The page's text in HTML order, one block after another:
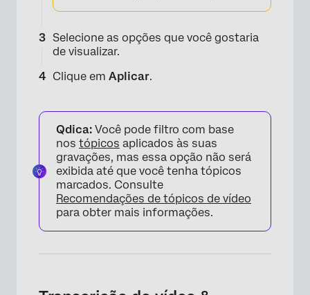
Selecione as opções que você gostaria
de visualizar.
Clique em Aplicar.
Qdica: Você pode filtro com base
nos tópicos aplicados às suas
gravações, mas essa opção não será
exibida até que você tenha tópicos
marcados. Consulte
Recomendações de tópicos de vídeo
para obter mais informações.